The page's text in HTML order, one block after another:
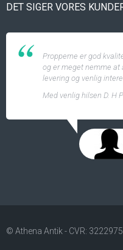
DET SIGER VORES
Propperne er god
og er meget nemme at
levering og venlig
Med venlig hilsen D. H
© Athena Antik - CVR: